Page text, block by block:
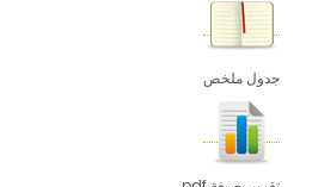
جدول ملخص